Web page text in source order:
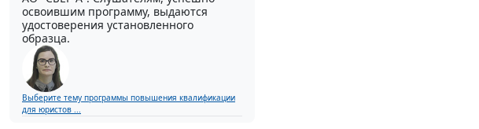
освоившим программу, выдаются
удостоверения установленного
образца.
Выберите тему программы повышения квалификации
для юристов ...